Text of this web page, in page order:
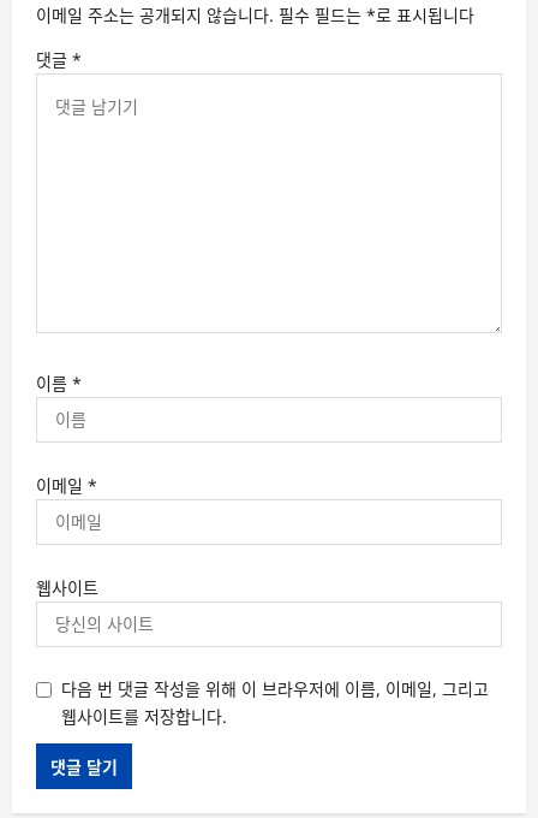
이메일 주소는 공개되지 않습니다. 필수 필드는 *로 표시됩니다
댓글 *
이름 *
이메일 *
웹사이트
다음 번 댓글 작성을 위해 이 브라우저에 이름, 이메일, 그리고
웹사이트를 저장합니다.